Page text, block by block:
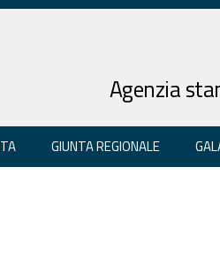
Agenzia
GIUNTA REGIONALE